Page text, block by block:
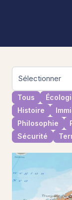
Tous
Histoire
Philosophie
Sécurité